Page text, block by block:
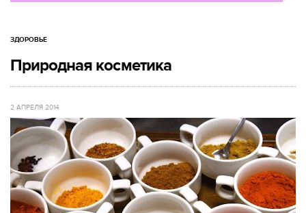
ЗДОРОВЬЕ
Природная косметика
2 АПРЕЛЯ 2014